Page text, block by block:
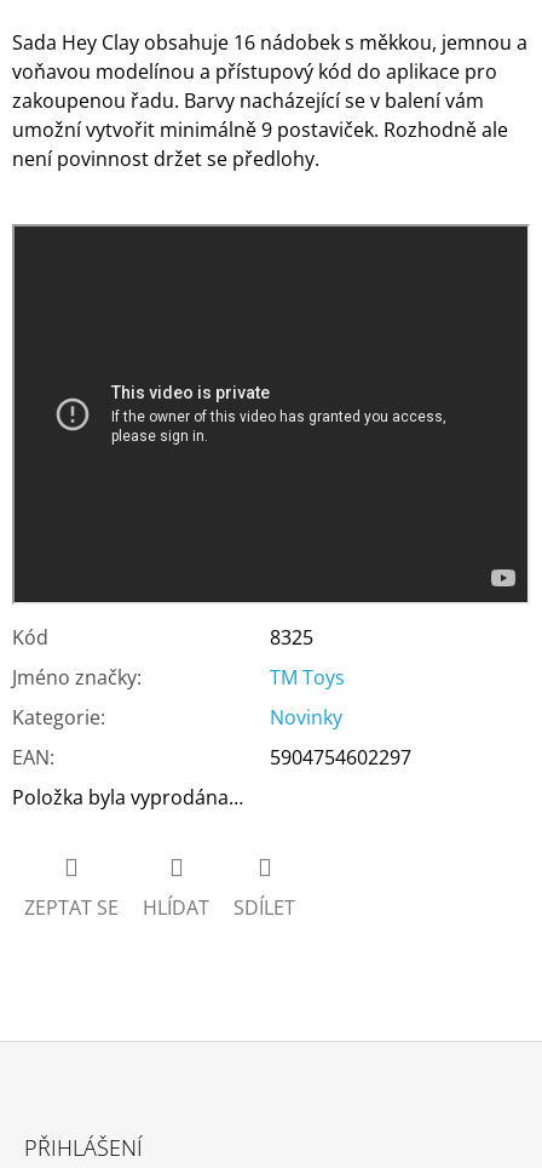
Sada Hey Clay obsahuje 16 nádobek s měkkou, jemnou a
voňavou modelínou a přístupový kód do aplikace pro
zakoupenou řadu. Barvy nacházející se v balení vám
umožní vytvořit minimálně 9 postaviček. Rozhodně ale
není povinnost držet se předlohy.
Kód
8325
Jméno značky:
TM Toys
Kategorie:
Novinky
EAN:
5904754602297
Položka byla vyprodána…
ZEPTAT SE HLÍDAT SDÍLET
PŘIHLÁŠENÍ